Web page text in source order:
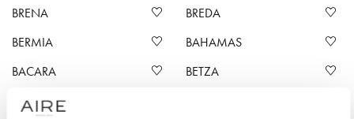
BRENA
BREDA
BERMIA
BAHAMAS
BACARA
BETZA
BONA